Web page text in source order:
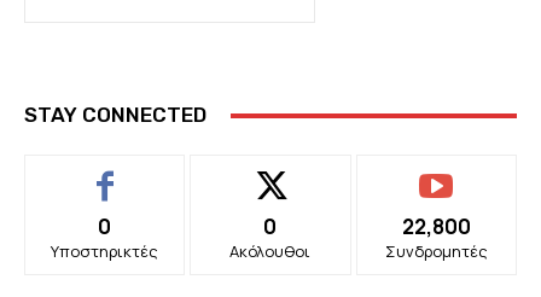
STAY CONNECTED
0
Υποστηρικτές
0
Ακόλουθοι
22,800
Συνδρομητές